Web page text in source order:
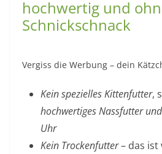
hochwertig und
Schnickschnack
Vergiss die Werbung – dein
Kein spezielles Kittenfutter,
hochwertiges Nassfutter
Uhr
Kein Trockenfutter– das ist